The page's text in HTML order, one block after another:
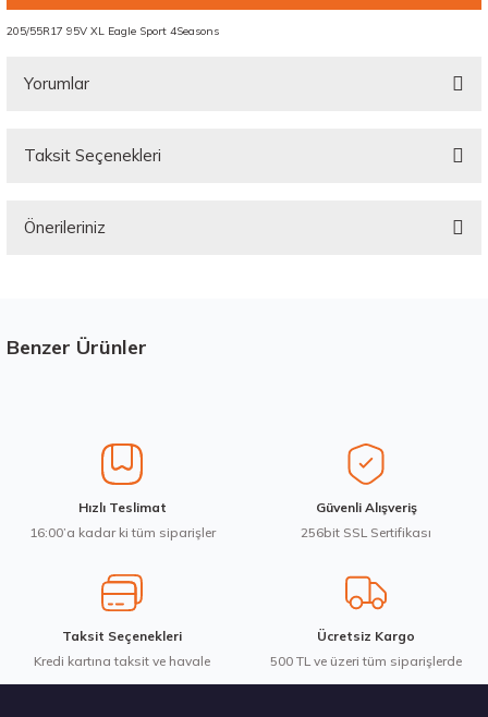
205/55R17 95V XL Eagle Sport 4Seasons
Yorumlar
Taksit Seçenekleri
Önerileriniz
Görüş ve önerileriniz için teşekkür ederiz.
Ürün bilgilerinde hatalar bulunuyor.
Ürün fiyatı diğer sitelerden daha pahalı.
Bu ürüne benzer farklı alternatifler olmalı.
Benzer Ürünler
Montreal 225/60R18 100V Eco 2 Yaz 2026
Hızlı Teslimat
16:00’a kadar ki tüm siparişler
Güvenli Alışveriş
256bit SSL Sertifikası
Taksit Seçenekleri
Kredi kartına taksit ve havale
Ücretsiz Kargo
500 TL ve üzeri tüm siparişlerde